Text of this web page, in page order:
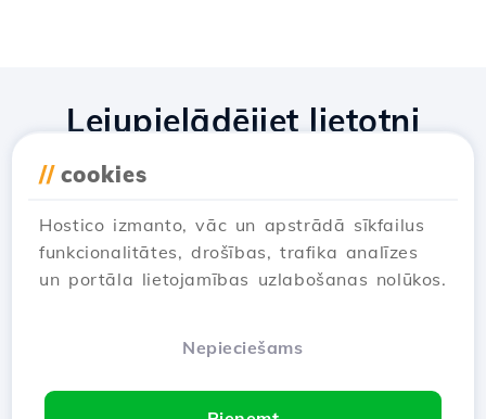
// cookies
Hostico izmanto, vāc un apstrādā sīkfailus
funkcionalitātes, drošības, trafika analīzes
un portāla lietojamības uzlabošanas nolūkos.
Nepieciešams
Lejupielādējiet lietotni